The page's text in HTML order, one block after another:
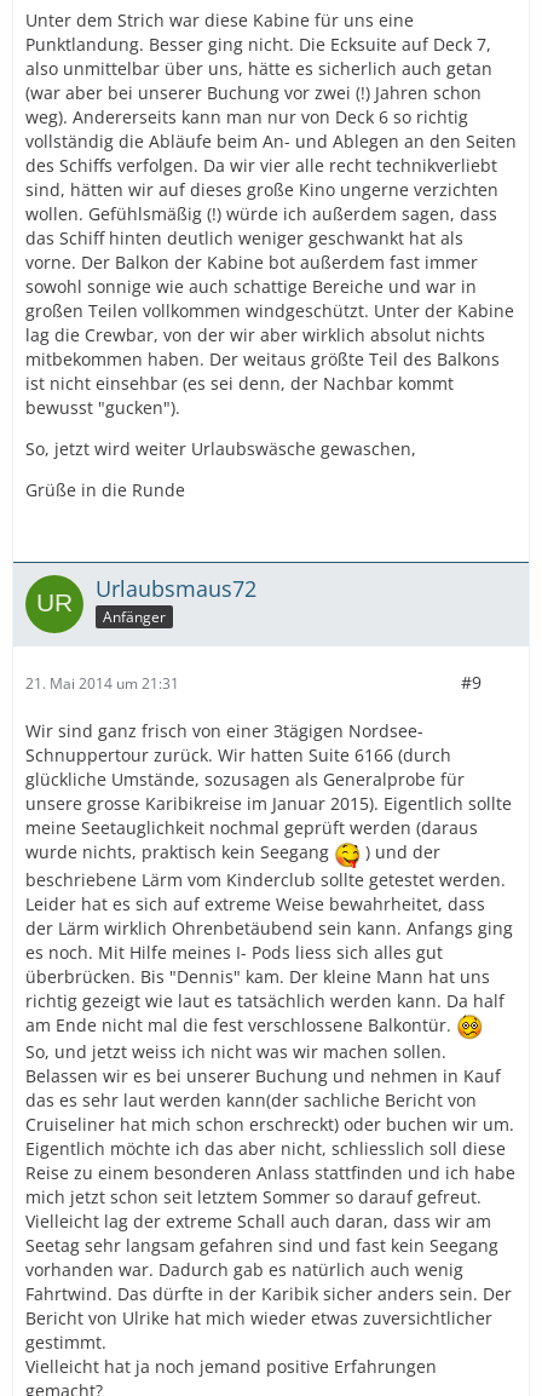
Unter dem Strich war diese Kabine für uns eine
Punktlandung. Besser ging nicht. Die Ecksuite auf Deck 7,
also unmittelbar über uns, hätte es sicherlich auch getan
(war aber bei unserer Buchung vor zwei (!) Jahren schon
weg). Andererseits kann man nur von Deck 6 so richtig
vollständig die Abläufe beim An- und Ablegen an den Seiten
des Schiffs verfolgen. Da wir vier alle recht technikverliebt
sind, hätten wir auf dieses große Kino ungerne verzichten
wollen. Gefühlsmäßig (!) würde ich außerdem sagen, dass
das Schiff hinten deutlich weniger geschwankt hat als
vorne. Der Balkon der Kabine bot außerdem fast immer
sowohl sonnige wie auch schattige Bereiche und war in
großen Teilen vollkommen windgeschützt. Unter der Kabine
lag die Crewbar, von der wir aber wirklich absolut nichts
mitbekommen haben. Der weitaus größte Teil des Balkons
ist nicht einsehbar (es sei denn, der Nachbar kommt
bewusst "gucken").
So, jetzt wird weiter Urlaubswäsche gewaschen,
Grüße in die Runde
Urlaubsmaus72
Anfänger
21. Mai 2014 um 21:31 #9
Wir sind ganz frisch von einer 3tägigen Nordsee-
Schnuppertour zurück. Wir hatten Suite 6166 (durch
glückliche Umstände, sozusagen als Generalprobe für
unsere grosse Karibikreise im Januar 2015). Eigentlich sollte
meine Seetauglichkeit nochmal geprüft werden (daraus
wurde nichts, praktisch kein Seegang
) und der
beschriebene Lärm vom Kinderclub sollte getestet werden.
Leider hat es sich auf extreme Weise bewahrheitet, dass
der Lärm wirklich Ohrenbetäubend sein kann. Anfangs ging
es noch. Mit Hilfe meines I- Pods liess sich alles gut
überbrücken. Bis "Dennis" kam. Der kleine Mann hat uns
richtig gezeigt wie laut es tatsächlich werden kann. Da half
am Ende nicht mal die fest verschlossene Balkontür.
So, und jetzt weiss ich nicht was wir machen sollen.
Belassen wir es bei unserer Buchung und nehmen in Kauf
das es sehr laut werden kann(der sachliche Bericht von
Cruiseliner hat mich schon erschreckt) oder buchen wir um.
Eigentlich möchte ich das aber nicht, schliesslich soll diese
Reise zu einem besonderen Anlass stattfinden und ich habe
mich jetzt schon seit letztem Sommer so darauf gefreut.
Vielleicht lag der extreme Schall auch daran, dass wir am
Seetag sehr langsam gefahren sind und fast kein Seegang
vorhanden war. Dadurch gab es natürlich auch wenig
Fahrtwind. Das dürfte in der Karibik sicher anders sein. Der
Bericht von Ulrike hat mich wieder etwas zuversichtlicher
gestimmt.
Vielleicht hat ja noch jemand positive Erfahrungen
gemacht?